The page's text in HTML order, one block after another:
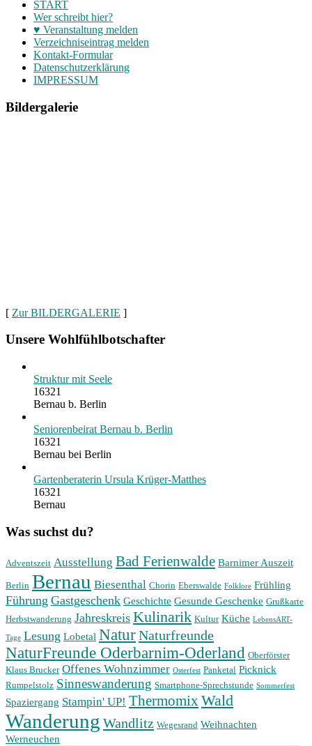
START
Wer schreibt hier?
♥ Veranstaltung melden
Verzeichniseintrag melden
Kontakt-Formular
Datenschutzerklärung
IMPRESSUM
Bildergalerie
[ Zur BILDERGALERIE ]
Unsere Wohlfühlbotschafter
Struktur mit Seele
16321
Bernau b. Berlin
Seniorenbeirat Bernau b. Berlin
16321
Bernau bei Berlin
Gartenberaterin Ursula Krüger-Matthes
16321
Bernau
Was suchst du?
Adventszeit Ausstellung Bad Ferienwalde Barnimer Auszeit
Berlin Bernau Biesenthal Chorin Eberswalde Folklore Frühling
Führung Gastgeschenk Geschichte Gesunde Geschenke Grußkarte
Herbstwanderung Jahreskreis Kulinarik Kultur Küche LebensART-
Tage Lesung Lobetal NaturNaturfreunde
NaturFreunde Oderbarnim-Oderland Oberförster
Klaus Brucker Offenes Wohnzimmer Osterfest Panketal Picknick
Rumpelstolz Sinneswanderung Smartphone-Sprechstunde Sommerfest
Spaziergang Stampin' UP! Thermomix Wald
Wanderung Wandlitz Wegesrand Weihnachten
Werneuchen